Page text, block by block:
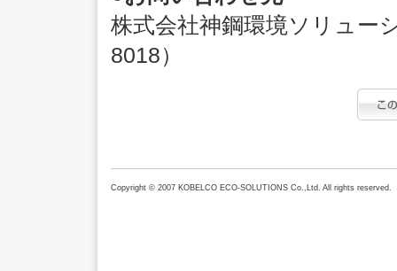
株式会社神鋼環境ソリュ
8018）
Copyright © 2007 KOBELCO ECO-SOLUTIONS Co.,Ltd. All rights reserved.